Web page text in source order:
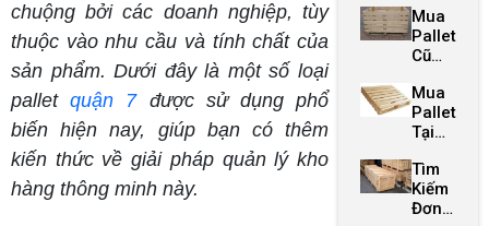
chuộng bởi các doanh nghiệp, tùy
thuộc vào nhu cầu và tính chất của
sản phẩm. Dưới đây là một số loại
palletquận 7được sử dụng phổ
biến hiện nay, giúp bạn có thêm
kiến thức về giải pháp quản lý kho
hàng thông minh này.
cam kết đem
lại giá trị tốt
nhất cho
0967.974.166
TPHCM
Mua
Pallet
Cũ
Long
An
Mua
Pallet
Tại
Bè
Tìm
Kiếm
Đơn